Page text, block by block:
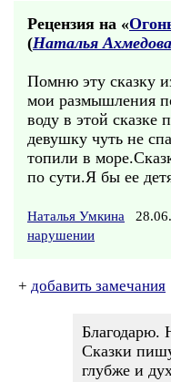
Рецензия на «
(Наталья
Помню эту сказку
мои размышления
воду в этой
девушку чуть не
топили в
по сути.Я бы ее
Наталья Умкина
нарушении
+ добавить замечания
Благодарю.
Сказки
глубже и